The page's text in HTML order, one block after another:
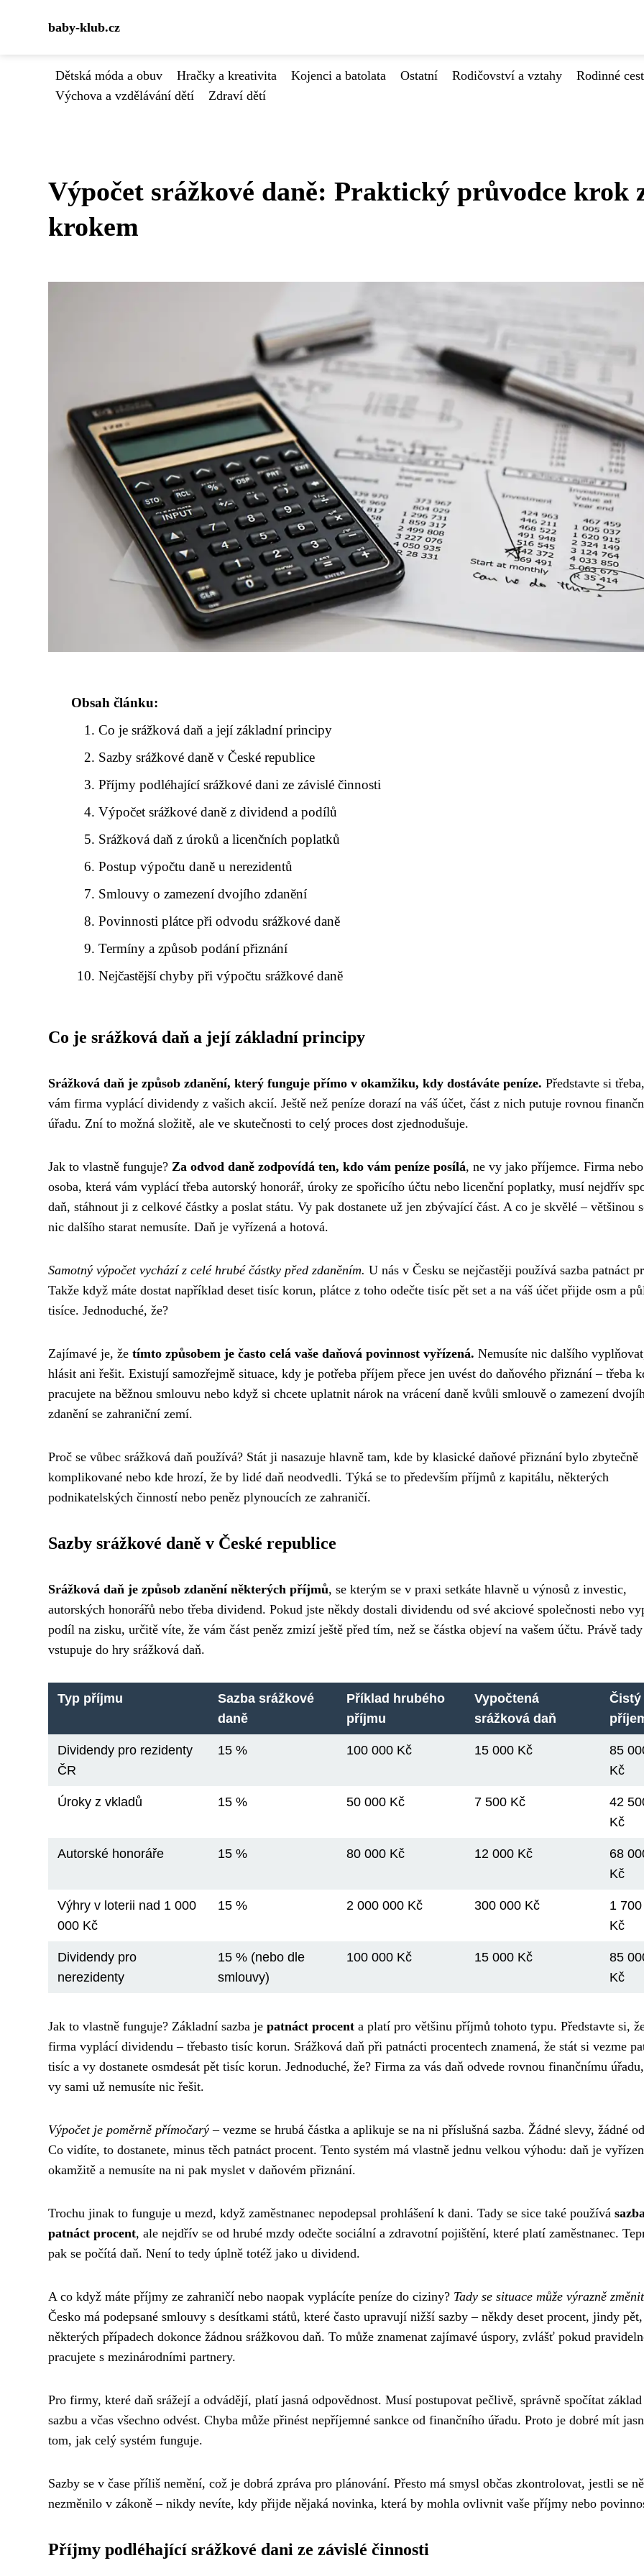
baby-klub.cz
Dětská móda a obuv Hračky a kreativita Kojenci a batolata Ostatní Rodičovství a vztahy Rodinné
Výchova a vzdělávání dětí
Zdraví dětí
Výpočet srážkové daně: Praktický průvodce krok
krokem
Obsah článku:
Co je srážková daň a její základní principy
Sazby srážkové daně v České republice
Příjmy podléhající srážkové dani ze závislé činnosti
Výpočet srážkové daně z dividend a podílů
Srážková daň z úroků a licenčních poplatků
Postup výpočtu daně u nerezidentů
Smlouvy o zamezení dvojího zdanění
Povinnosti plátce při odvodu srážkové daně
Termíny a způsob podání přiznání
Nejčastější chyby při výpočtu srážkové daně
Co je srážková daň a její základní principy
Srážková daň je způsob zdanění, který funguje přímo v okamžiku, kdy dostáváte peníze. Představte si
vám firma vyplácí dividendy z vašich akcií. Ještě než peníze dorazí na váš účet, část z nich putuje rovnou
úřadu. Zní to možná složitě, ale ve skutečnosti to celý proces dost zjednodušuje.
Jak to vlastně funguje? Za odvod daně zodpovídá ten, kdo vám peníze posílá, ne vy jako příjemce. Firma nebo
osoba, která vám vyplácí třeba autorský honorář, úroky ze spořicího účtu nebo licenční poplatky, musí nejdřív
daň, stáhnout ji z celkové částky a poslat státu. Vy pak dostanete už jen zbývající část. A co je skvělé – většinou
nic dalšího starat nemusíte. Daň je vyřízená a hotová.
Samotný výpočet vychází z celé hrubé částky před zdaněním. U nás v Česku se nejčastěji používá sazba patnáct
Takže když máte dostat například deset tisíc korun, plátce z toho odečte tisíc pět set a na váš účet přijde osm a
tisíce. Jednoduché, že?
Zajímavé je, že tímto způsobem je často celá vaše daňová povinnost vyřízená. Nemusíte nic dalšího
hlásit ani řešit. Existují samozřejmě situace, kdy je potřeba příjem přece jen uvést do daňového přiznání – třeba
pracujete na běžnou smlouvu nebo když si chcete uplatnit nárok na vrácení daně kvůli smlouvě o zamezení
zdanění se zahraniční zemí.
Proč se vůbec srážková daň používá? Stát ji nasazuje hlavně tam, kde by klasické daňové přiznání bylo zbytečně
komplikované nebo kde hrozí, že by lidé daň neodvedli. Týká se to především příjmů z kapitálu, některých
podnikatelských činností nebo peněz plynoucích ze zahraničí.
Sazby srážkové daně v České republice
Srážková daň je způsob zdanění některých příjmů, se kterým se v praxi setkáte hlavně u výnosů z investic,
autorských honorářů nebo třeba dividend. Pokud jste někdy dostali dividendu od své akciové společnosti nebo
podíl na zisku, určitě víte, že vám část peněz zmizí ještě před tím, než se částka objeví na vašem účtu. Právě tady
vstupuje do hry srážková daň.
Typ příjmu
Sazba srážkové
daně
Příklad hrubého
příjmu
Vypočtená
srážková daň
Čistý
Dividendy pro rezidenty
ČR
15 % 100 000 Kč 15 000 Kč
85
Kč
Úroky z vkladů 15 % 50 000 Kč 7 500 Kč
42
Kč
Autorské honoráře 15 % 80 000 Kč 12 000 Kč
68
Kč
Výhry v loterii nad 1 000
000 Kč
15 % 2 000 000 Kč 300 000 Kč
1
Kč
Dividendy pro
nerezidenty
15 % (nebo dle
smlouvy)
100 000 Kč 15 000 Kč
85
Kč
Jak to vlastně funguje? Základní sazba je patnáct procent a platí pro většinu příjmů tohoto typu. Představte si,
firma vyplácí dividendu – třebasto tisíc korun. Srážková daň při patnácti procentech znamená, že stát si vezme
tisíc a vy dostanete osmdesát pět tisíc korun. Jednoduché, že? Firma za vás daň odvede rovnou finančnímu
vy sami už nemusíte nic řešit.
Výpočet je poměrně přímočarý – vezme se hrubá částka a aplikuje se na ni příslušná sazba. Žádné slevy, žádné
Co vidíte, to dostanete, minus těch patnáct procent. Tento systém má vlastně jednu velkou výhodu: daň je
okamžitě a nemusíte na ni pak myslet v daňovém přiznání.
Trochu jinak to funguje u mezd, když zaměstnanec nepodepsal prohlášení k dani. Tady se sice také používá
patnáct procent, ale nejdřív se od hrubé mzdy odečte sociální a zdravotní pojištění, které platí zaměstnanec.
pak se počítá daň. Není to tedy úplně totéž jako u dividend.
A co když máte příjmy ze zahraničí nebo naopak vyplácíte peníze do ciziny? Tady se situace může výrazně změnit
Česko má podepsané smlouvy s desítkami států, které často upravují nižší sazby – někdy deset procent, jindy
některých případech dokonce žádnou srážkovou daň. To může znamenat zajímavé úspory, zvlášť pokud
pracujete s mezinárodními partnery.
Pro firmy, které daň srážejí a odvádějí, platí jasná odpovědnost. Musí postupovat pečlivě, správně spočítat
sazbu a včas všechno odvést. Chyba může přinést nepříjemné sankce od finančního úřadu. Proto je dobré mít
tom, jak celý systém funguje.
Sazby se v čase příliš nemění, což je dobrá zpráva pro plánování. Přesto má smysl občas zkontrolovat, jestli se
nezměnilo v zákoně – nikdy nevíte, kdy přijde nějaká novinka, která by mohla ovlivnit vaše příjmy nebo
Příjmy podléhající srážkové dani ze závislé činnosti